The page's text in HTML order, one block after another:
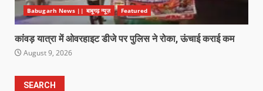
Babugarh News || बाबूगढ़ न्यूज़ Featured
कांवड़ यात्रा में ओवरहाइट डीजे पर पुलिस ने रोका, ऊंचाई कराई कम
August 9, 2026
SEARCH